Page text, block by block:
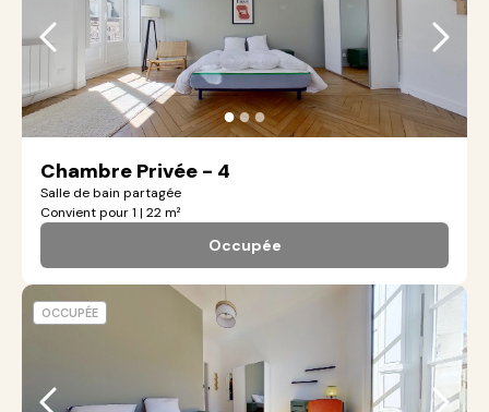
●●●
Chambre Privée - 4
Salle de bain partagée
Convient pour 1 | 22 m²
Occupée
OCCUPÉE